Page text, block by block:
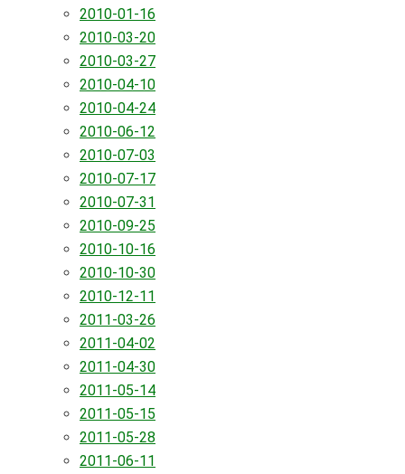
2010-01-16
2010-03-20
2010-03-27
2010-04-10
2010-04-24
2010-06-12
2010-07-03
2010-07-17
2010-07-31
2010-09-25
2010-10-16
2010-10-30
2010-12-11
2011-03-26
2011-04-02
2011-04-30
2011-05-14
2011-05-15
2011-05-28
2011-06-11